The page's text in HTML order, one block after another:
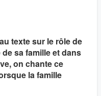
texte sur le rôle de
sa famille et dans
on chante ce
la famille